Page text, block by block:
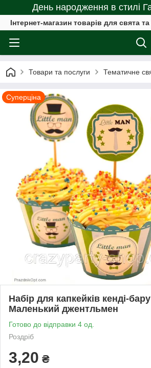
День народження в стилі
Інтернет-магазин товарів для свята
Товари та послуги Тематичне
Суперціна
Набір для капкейків кенді-
Маленький джентльмен
Готово до відправки 4 од.
Роздріб
3,20 ₴